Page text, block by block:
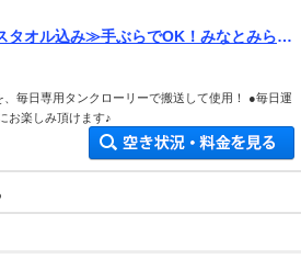
タオル込み≫手ぶらでOK！みなとみらい
毎日専用タンクローリーで搬送して使用！ ●毎日運
お楽しみ頂けます♪